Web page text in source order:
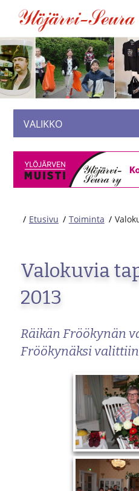
VALIKKO
Etusivu Toiminta
Valokuvia
2013
Räikän Fröökynän
Fröökynäksi